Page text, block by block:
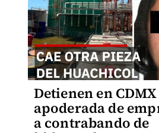
Detienen en
apoderada de
a contrabando de